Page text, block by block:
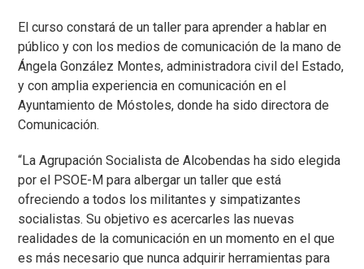
El curso constará de un taller para aprender a hablar en
público y con los medios de comunicación de la mano de
Ángela González Montes, administradora civil del Estado,
y con amplia experiencia en comunicación en el
Ayuntamiento de Móstoles, donde ha sido directora de
Comunicación.
“La Agrupación Socialista de Alcobendas ha sido elegida
por el PSOE-M para albergar un taller que está
ofreciendo a todos los militantes y simpatizantes
socialistas. Su objetivo es acercarles las nuevas
realidades de la comunicación en un momento en el que
es más necesario que nunca adquirir herramientas para